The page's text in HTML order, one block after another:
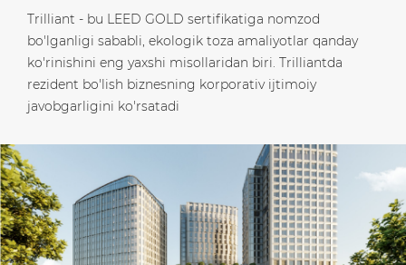
Trilliant - bu LEED GOLD sertifikatiga nomzod
bo'lganligi sababli, ekologik toza amaliyotlar qanday
ko'rinishini eng yaxshi misollaridan biri. Trilliantda
rezident bo'lish biznesning korporativ ijtimoiy
javobgarligini ko'rsatadi